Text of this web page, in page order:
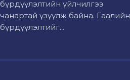
бүрдүүлэлтийн үйлчилгээ
чанартай үзүүлж байна. Гаалийн
бүрдүүлэлтийг...